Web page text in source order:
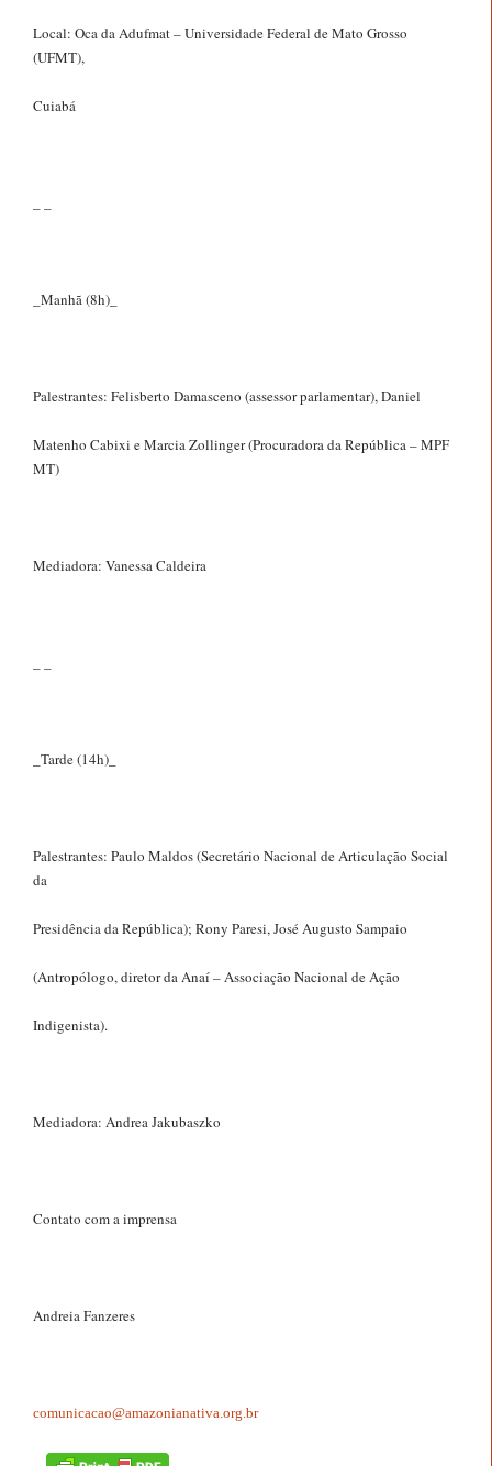
Local: Oca da Adufmat – Universidade Federal de Mato Grosso
(UFMT),
Cuiabá
_Manhã (8h)_
Palestrantes: Felisberto Damasceno (assessor parlamentar), Daniel
Matenho Cabixi e Marcia Zollinger (Procuradora da República – MPF
MT)
Mediadora: Vanessa Caldeira
_Tarde (14h)_
Palestrantes: Paulo Maldos (Secretário Nacional de Articulação Social
da
Presidência da República); Rony Paresi, José Augusto Sampaio
(Antropólogo, diretor da Anaí – Associação Nacional de Ação
Indigenista).
Mediadora: Andrea Jakubaszko
Contato com a imprensa
Andreia Fanzeres
comunicacao@amazonianativa.org.br